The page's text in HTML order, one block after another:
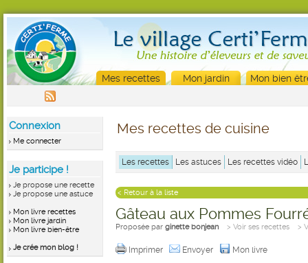
Mes recettes Mon jardin Mon bien
Connexion
Me connecter
Je participe !
Je propose une recette
Je propose une astuce
Mon livre recettes
Mon livre jardin
Mon livre bien-être
Je crée mon blog !
Mes recettes de cuisine
Les recettes Les astuces Les recettes vidéo
< Retour à la liste
Gâteau aux Pommes
Proposée par ginette bonjean > Voir ses recettes >
Imprimer Envoyer Mon livre